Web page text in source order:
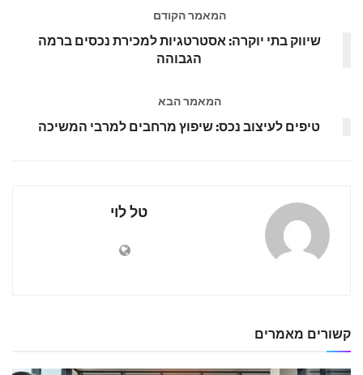
המאמר הקודם
שיווק בתי יוקרה: אסטרטגיות למכירת נכסים ברמה
הגבוהה
המאמר הבא
טיפים לעיצוב נכס: שיפוץ מרחבים למרבי המשיכה
טל לוי
קשורים מאמרים